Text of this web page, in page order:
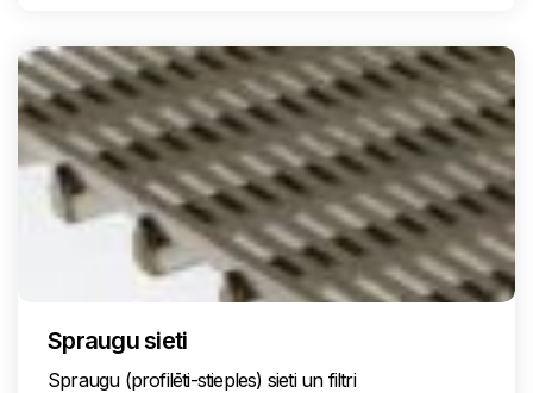
Spraugu sieti
Spraugu (profilēti-stieples) sieti un filtri